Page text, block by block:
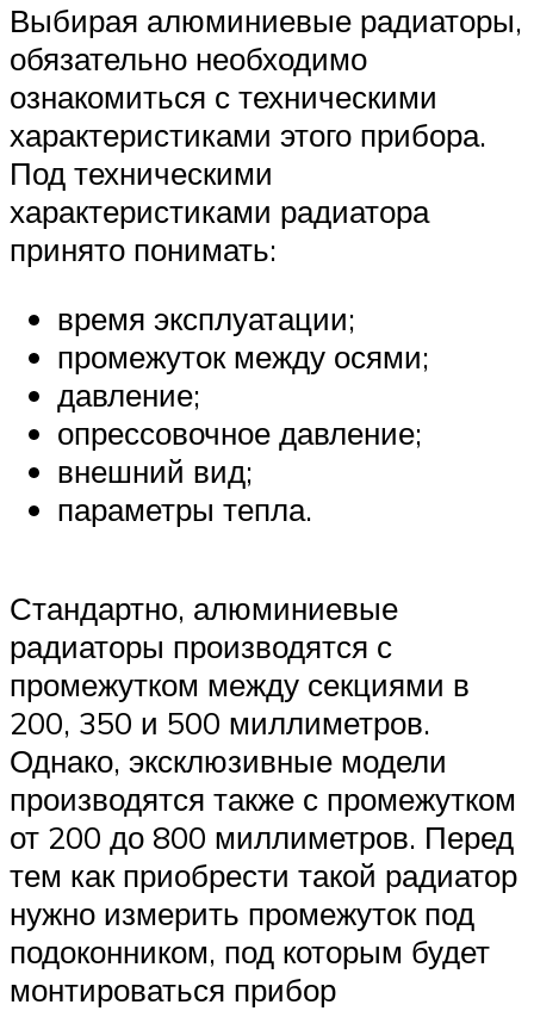
Выбирая алюминиевые радиаторы,
обязательно необходимо
ознакомиться с техническими
характеристиками этого прибора.
Под техническими
характеристиками радиатора
принято понимать:
время эксплуатации;
промежуток между осями;
давление;
опрессовочное давление;
внешний вид;
параметры тепла.
Стандартно, алюминиевые
радиаторы производятся с
промежутком между секциями в
200, 350 и 500 миллиметров.
Однако, эксклюзивные модели
производятся также с промежутком
от 200 до 800 миллиметров. Перед
тем как приобрести такой радиатор
нужно измерить промежуток под
подоконником, под которым будет
монтироваться прибор